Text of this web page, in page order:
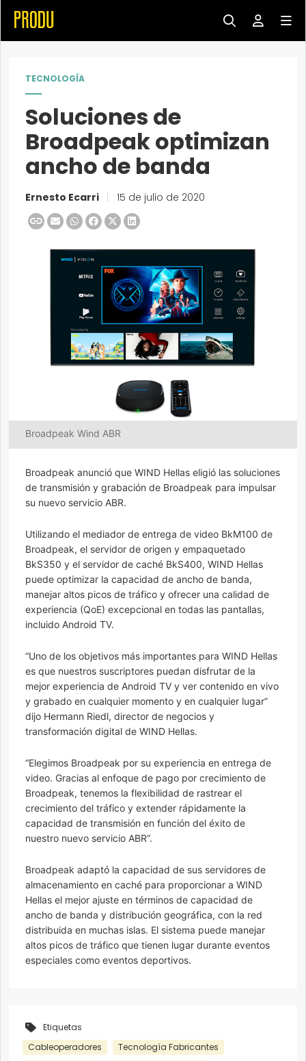
TECNOLOGÍA
Soluciones de
Broadpeak optimizan
ancho de banda
Ernesto Ecarri 15 de julio de 2020
Broadpeak Wind ABR
Broadpeak anunció que WIND Hellas eligió las soluciones
de transmisión y grabación de Broadpeak para impulsar
su nuevo servicio ABR.
Utilizando el mediador de entrega de video BkM100 de
Broadpeak, el servidor de origen y empaquetado
BkS350 y el servidor de caché BkS400, WIND Hellas
puede optimizar la capacidad de ancho de banda,
manejar altos picos de tráfico y ofrecer una calidad de
experiencia (QoE) excepcional en todas las pantallas,
incluido Android TV.
“Uno de los objetivos más importantes para WIND Hellas
es que nuestros suscriptores puedan disfrutar de la
mejor experiencia de Android TV y ver contenido en vivo
y grabado en cualquier momento y en cualquier lugar”
dijo Hermann Riedl, director de negocios y
transformación digital de WIND Hellas.
“Elegimos Broadpeak por su experiencia en entrega de
video. Gracias al enfoque de pago por crecimiento de
Broadpeak, tenemos la flexibilidad de rastrear el
crecimiento del tráfico y extender rápidamente la
capacidad de transmisión en función del éxito de
nuestro nuevo servicio ABR”.
Broadpeak adaptó la capacidad de sus servidores de
almacenamiento en caché para proporcionar a WIND
Hellas el mejor ajuste en términos de capacidad de
ancho de banda y distribución geográfica, con la red
distribuida en muchas islas. El sistema puede manejar
altos picos de tráfico que tienen lugar durante eventos
especiales como eventos deportivos.
Etiquetas
Cableoperadores
Tecnología Fabricantes